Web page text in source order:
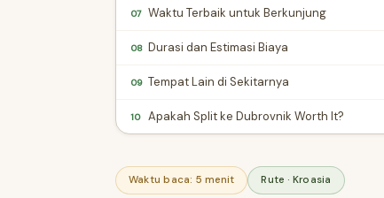
07 Waktu Terbaik untuk Berkunjung
08 Durasi dan Estimasi Biaya
09 Tempat Lain di Sekitarnya
10 Apakah Split ke Dubrovnik Worth It?
Waktu baca: 5 menit Rute · Kroasia